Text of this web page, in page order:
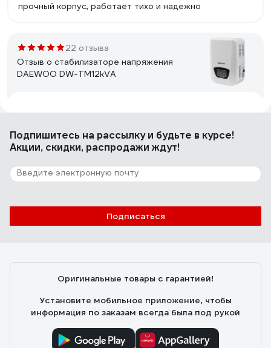
прочный корпус, работает тихо и надежно
22 отзыва
Отзыв о стабилизаторе напряжения
DAEWOO DW-TM12kVA
Байпас
3 отзыва
SmartWatt AVR SERVO 20000SF
надежное решение. Рекомендую.
Подпишитесь на рассылкуи будьте в курсе!
Акции, скидки, распродажи ждут!
Подписаться
Оригинальные товары с гарантией!
Установите мобильное приложение, чтобы
информация по заказам всегда была под рукой